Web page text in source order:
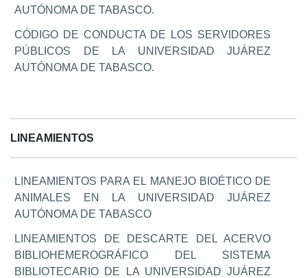
AUTÓNOMA DE TABASCO.
CÓDIGO DE CONDUCTA DE LOS SERVIDORES
PÚBLICOS DE LA UNIVERSIDAD JUÁREZ
AUTÓNOMA DE TABASCO.
LINEAMIENTOS
LINEAMIENTOS PARA EL MANEJO BIOÉTICO DE
ANIMALES EN LA UNIVERSIDAD JUÁREZ
AUTÓNOMA DE TABASCO
LINEAMIENTOS DE DESCARTE DEL ACERVO
BIBLIOHEMEROGRÁFICO DEL SISTEMA
BIBLIOTECARIO DE LA UNIVERSIDAD JUÁREZ